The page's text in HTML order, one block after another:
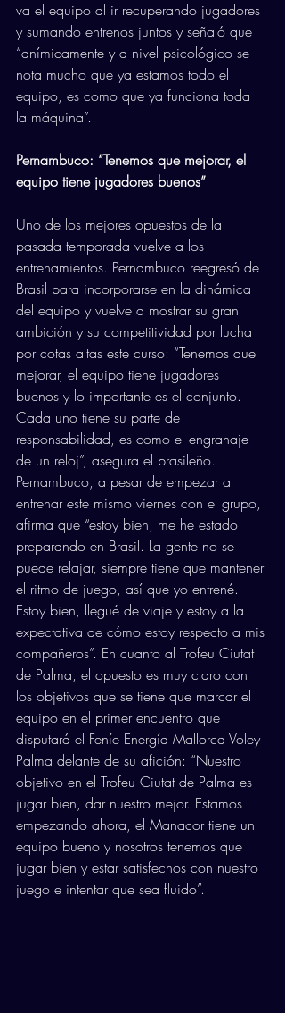
va el equipo al ir recuperando jugadores
y sumando entrenos juntos y señaló que
“anímicamente y a nivel psicológico se
nota mucho que ya estamos todo el
equipo, es como que ya funciona toda
la máquina”.
Pernambuco: “Tenemos que mejorar, el
equipo tiene jugadores buenos”
Uno de los mejores opuestos de la
pasada temporada vuelve a los
entrenamientos. Pernambuco reegresó de
Brasil para incorporarse en la dinámica
del equipo y vuelve a mostrar su gran
ambición y su competitividad por lucha
por cotas altas este curso: “Tenemos que
mejorar, el equipo tiene jugadores
buenos y lo importante es el conjunto.
Cada uno tiene su parte de
responsabilidad, es como el engranaje
de un reloj”, asegura el brasileño.
Pernambuco, a pesar de empezar a
entrenar este mismo viernes con el grupo,
afirma que “estoy bien, me he estado
preparando en Brasil. La gente no se
puede relajar, siempre tiene que mantener
el ritmo de juego, así que yo entrené.
Estoy bien, llegué de viaje y estoy a la
expectativa de cómo estoy respecto a mis
compañeros”. En cuanto al Trofeu Ciutat
de Palma, el opuesto es muy claro con
los objetivos que se tiene que marcar el
equipo en el primer encuentro que
disputará el Feníe Energía Mallorca Voley
Palma delante de su afición: “Nuestro
objetivo en el Trofeu Ciutat de Palma es
jugar bien, dar nuestro mejor. Estamos
empezando ahora, el Manacor tiene un
equipo bueno y nosotros tenemos que
jugar bien y estar satisfechos con nuestro
juego e intentar que sea fluido”.